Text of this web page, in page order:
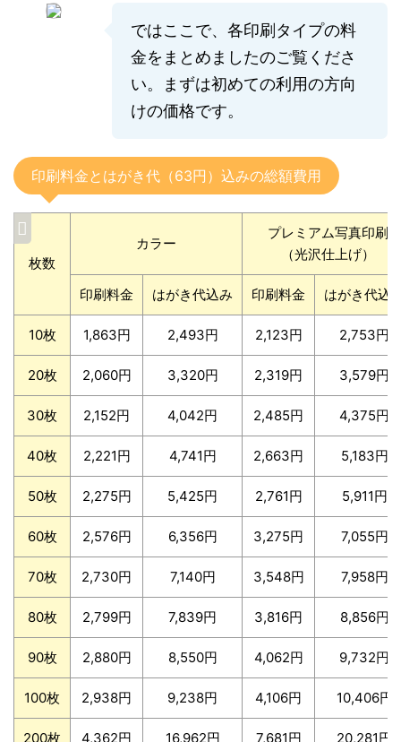
ではここで、各印刷タイプの料
金をまとめましたのご覧くださ
い。まずは初めての利用の方向
けの価格です。
印刷料金とはがき代（63円）込みの総額費用
枚数
カラー
プレミアム写真印刷
（光沢仕上げ）
印刷料金 はがき代込み 印刷料金 はがき代込
10枚 1,863円 2,493円 2,123円 2,753円
20枚 2,060円 3,320円 2,319円 3,579円
30枚 2,152円 4,042円 2,485円 4,375円
40枚 2,221円 4,741円 2,663円 5,183円
50枚 2,275円 5,425円 2,761円 5,911円
60枚 2,576円 6,356円 3,275円 7,055円
70枚 2,730円 7,140円 3,548円 7,958円
80枚 2,799円 7,839円 3,816円 8,856円
90枚 2,880円 8,550円 4,062円 9,732円
100枚 2,938円 9,238円 4,106円 10,406円
200枚 4,362円 16,962円 7,681円 20,281円